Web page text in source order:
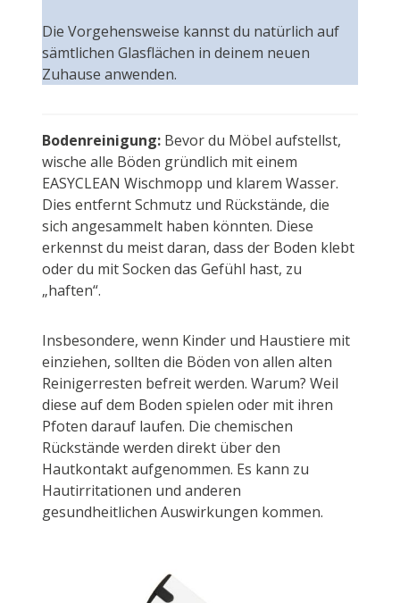
Die Vorgehensweise kannst du natürlich auf
sämtlichen Glasflächen in deinem neuen
Zuhause anwenden.
Bodenreinigung: Bevor du Möbel aufstellst,
wische alle Böden gründlich mit einem
EASYCLEAN Wischmopp und klarem Wasser.
Dies entfernt Schmutz und Rückstände, die
sich angesammelt haben könnten. Diese
erkennst du meist daran, dass der Boden klebt
oder du mit Socken das Gefühl hast, zu
„haften“.
Insbesondere, wenn Kinder und Haustiere mit
einziehen, sollten die Böden von allen alten
Reinigerresten befreit werden. Warum? Weil
diese auf dem Boden spielen oder mit ihren
Pfoten darauf laufen. Die chemischen
Rückstände werden direkt über den
Hautkontakt aufgenommen. Es kann zu
Hautirritationen und anderen
gesundheitlichen Auswirkungen kommen.